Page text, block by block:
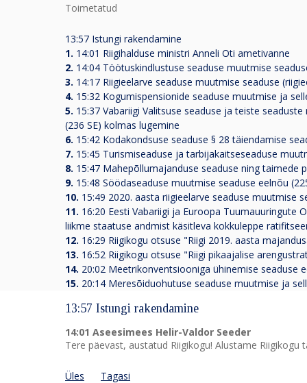
Toimetatud
13:57 Istungi rakendamine
1. 14:01 Riigihalduse ministri Anneli Oti ametivanne
2. 14:04 Töötuskindlustuse seaduse muutmise
3. 14:17 Riigieelarve seaduse muutmise seaduse
4. 15:32 Kogumispensionide seaduse muutmise ja
5. 15:37 Vabariigi Valitsuse seaduse ja teiste
(236 SE) kolmas lugemine
6. 15:42 Kodakondsuse seaduse § 28 täiendamise
7. 15:45 Turismiseaduse ja tarbijakaitseseaduse
8. 15:47 Mahepõllumajanduse seaduse ning taimede
9. 15:48 Söödaseaduse muutmise seaduse eelnõu
10. 15:49 2020. aasta riigieelarve seaduse muutmise
11. 16:20 Eesti Vabariigi ja Euroopa Tuumauuringute
liikme staatuse andmist käsitleva kokkuleppe
12. 16:29 Riigikogu otsuse "Riigi 2019. aasta
13. 16:52 Riigikogu otsuse "Riigi pikaajalise
14. 20:02 Meetrikonventsiooniga ühinemise seaduse
15. 20:14 Meresõiduohutuse seaduse muutmise ja
13:57 Istungi rakendamine
14:01 Aseesimees Helir-Valdor Seeder
Tere päevast, austatud Riigikogu! Alustame
Üles Tagasi